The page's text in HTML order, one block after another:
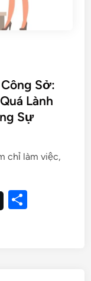
Sở:
Lành
Sự
chỉ làm việc,